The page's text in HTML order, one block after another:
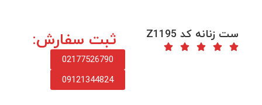
ست زنانه کد Z1195 ثبت سفارش:
02177526790
09121344824